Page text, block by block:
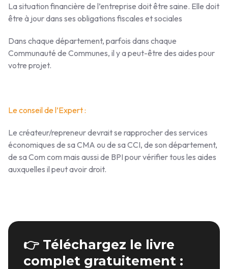
La situation financière de l’entreprise doit être saine. Elle doit
être à jour dans ses obligations fiscales et sociales
Dans chaque département, parfois dans chaque
Communauté de Communes, il y a peut-être des aides pour
votre projet.
Le conseil de l’Expert :
Le créateur/repreneur devrait se rapprocher des services
économiques de sa CMA ou de sa CCI, de son département,
de sa Com com mais aussi de BPI pour vérifier tous les aides
auxquelles il peut avoir droit.
👉 Téléchargez le livre
complet gratuitement :